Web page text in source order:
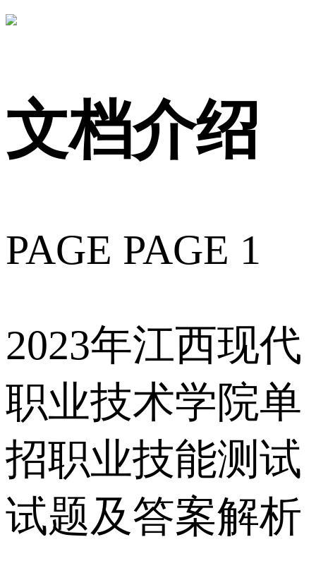
文档介绍
PAGE PAGE 1
2023年江西现代
职业技术学院单
招职业技能测试
试题及答案解析